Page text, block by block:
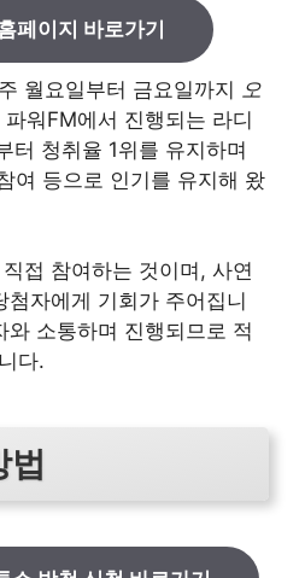
페이지 바로가기
월요일부터 금요일까지 오
워FM에서 진행되는 라디
터 청취율 1위를 유지하며
여 등으로 인기를 유지해 왔
접 참여하는 것이며, 사연
자에게 기회가 주어집니
와 소통하며 진행되므로 적
다.